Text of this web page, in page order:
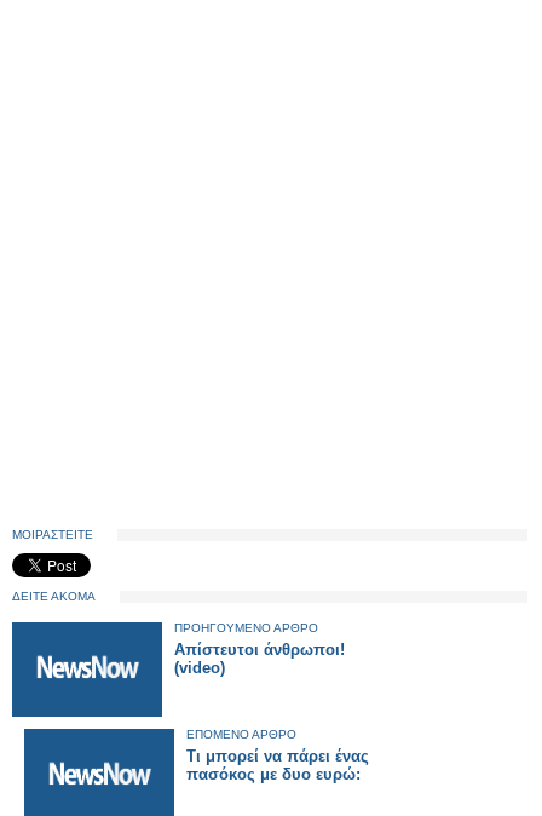
ΜΟΙΡΑΣΤΕΙΤΕ
ΔΕΙΤΕ ΑΚΟΜΑ
ΠΡΟΗΓΟΥΜΕΝΟ ΑΡΘΡΟ
Απίστευτοι άνθρωποι!
(video)
ΕΠΟΜΕΝΟ ΑΡΘΡΟ
Τι μπορεί να πάρει ένας
πασόκος με δυο ευρώ: